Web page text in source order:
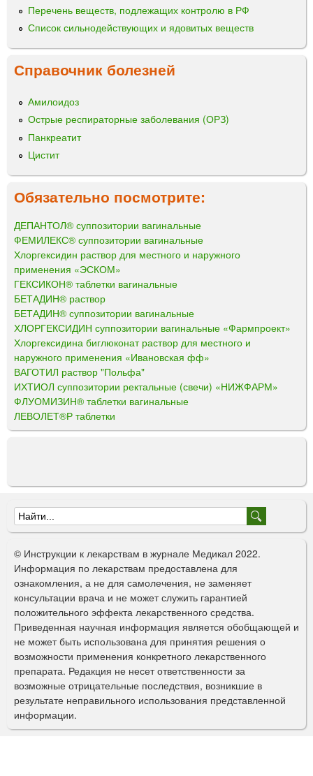
Перечень веществ, подлежащих контролю в РФ
Список сильнодействующих и ядовитых веществ
Справочник болезней
Амилоидоз
Острые респираторные заболевания (ОРЗ)
Панкреатит
Цистит
Обязательно посмотрите:
ДЕПАНТОЛ® суппозитории вагинальные
ФЕМИЛЕКС® суппозитории вагинальные
Хлоргексидин раствор для местного и наружного
применения «ЭСКОМ»
ГЕКСИКОН® таблетки вагинальные
БЕТАДИН® раствор
БЕТАДИН® суппозитории вагинальные
ХЛОРГЕКСИДИН суппозитории вагинальные «Фармпроект»
Хлоргексидина биглюконат раствор для местного и
наружного применения «Ивановская фф»
ВАГОТИЛ раствор "Польфа"
ИХТИОЛ суппозитории ректальные (свечи) «НИЖФАРМ»
ФЛУОМИЗИН® таблетки вагинальные
ЛЕВОЛЕТ®Р таблетки
Ф
о
р
м
а
п
о
и
с
к
© Инструкции к лекарствам в журнале Медикал 2022.
Информация по лекарствам предоставлена для
ознакомления, а не для самолечения, не заменяет
консультации врача и не может служить гарантией
положительного эффекта лекарственного средства.
Приведенная научная информация является обобщающей и
не может быть использована для принятия решения о
возможности применения конкретного лекарственного
препарата. Редакция не несет ответственности за
возможные отрицательные последствия, возникшие в
результате неправильного использования представленной
информации.